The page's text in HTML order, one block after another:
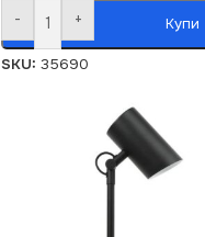
- + Купи
SKU:35690